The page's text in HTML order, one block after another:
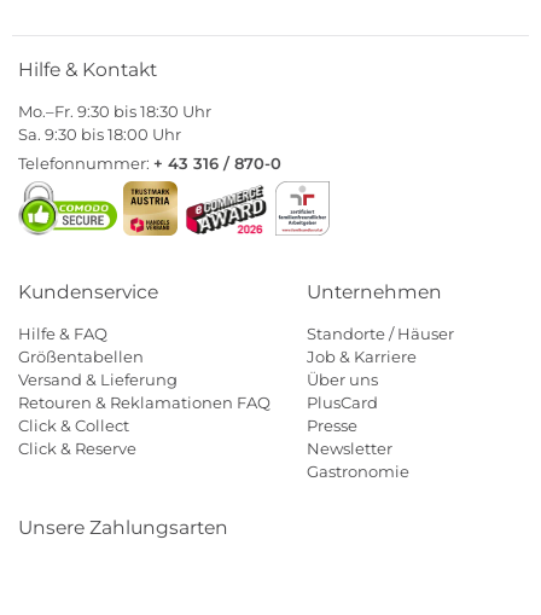
Hilfe & Kontakt
Mo.–Fr. 9:30 bis 18:30 Uhr
Sa. 9:30 bis 18:00 Uhr
Telefonnummer: + 43 316 / 870-0
Kundenservice
Hilfe & FAQ
Größentabellen
Versand & Lieferung
Retouren & Reklamationen FAQ
Click & Collect
Click & Reserve
Unternehmen
Standorte / Häuser
Job & Karriere
Über uns
PlusCard
Presse
Newsletter
Gastronomie
Unsere Zahlungsarten